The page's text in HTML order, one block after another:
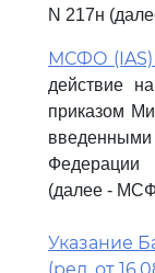
N 217н
МСФО (IAS)
действие
приказом
введенными
(далее -
Указание